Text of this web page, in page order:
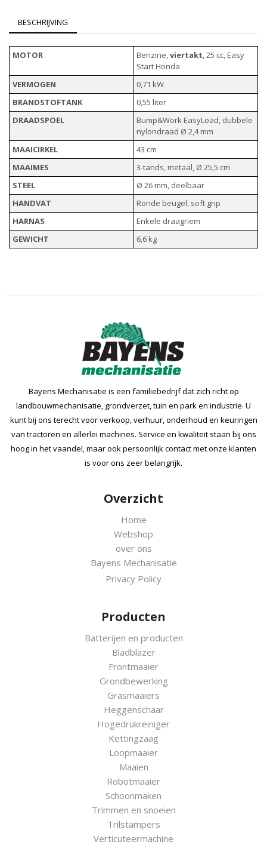
BESCHRIJVING
MOTOR Benzine, viertakt , 25 cc, Easy
Start Honda
VERMOGEN
0,71 kW
BRANDSTOFTANK
0,55 liter
DRAADSPOEL
Bump&Work EasyLoad, dubbele
nylondraad Ø 2,4 mm
MAAICIRKEL
43 cm
MAAIMES
3-tands, metaal, Ø 25,5 cm
STEEL
Ø 26 mm, deelbaar
HANDVAT
Ronde beugel, soft grip
HARNAS
Enkele draagriem
GEWICHT
6,6 kg
Bayens Mechanisatie is een familiebedrijf dat zich richt op
landbouwmechanisatie, grondverzet, tuin en park en industrie. U
kunt bij ons terecht voor verkoop, verhuur, onderhoud en keuringen
van tractoren en allerlei machines. Service en kwaliteit staan bij ons
hoog in het vaandel, maar ook persoonlijk contact met onze klanten
is voor ons zeer belangrijk.
Overzicht
Home
Webshop
over ons
Bayens Mechanisatie
Privacy Policy
Producten
Batterijen en producten
Bladblazer
Frontmaaier
Grondbewerking
Grasmaaiers
Heggenschaar
Hogedrukreiniger
Kettingzaag
Loopmaaier
Maaien
Robotmaaier
Schoonmaken
Trimmen en snoeien
Trilstampers
Verticuteermachine